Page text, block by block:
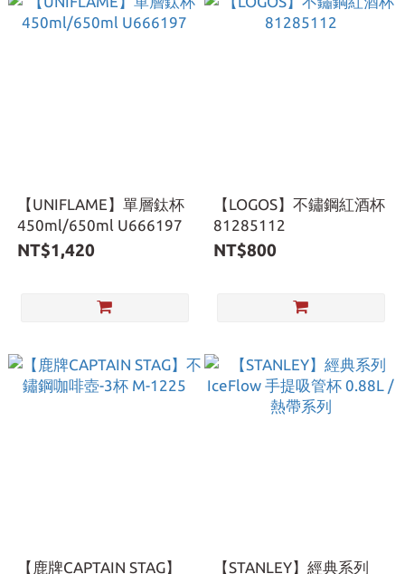
【UNIFLAME】單層鈦杯
450ml/650ml U666197
NT$1,420
【LOGOS】不鏽鋼紅酒杯
81285112
NT$800
【鹿牌CAPTAIN STAG】
【STANLEY】經典系列